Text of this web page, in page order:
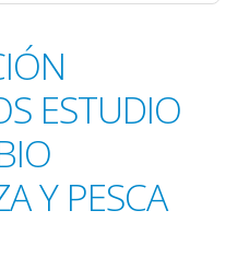
ESTUDIO
Y PESCA